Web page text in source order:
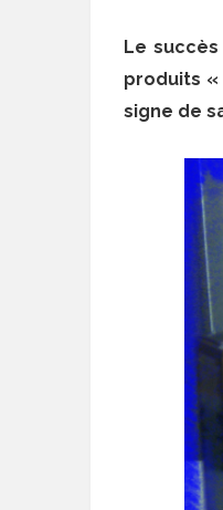
Le
produits «
signe de